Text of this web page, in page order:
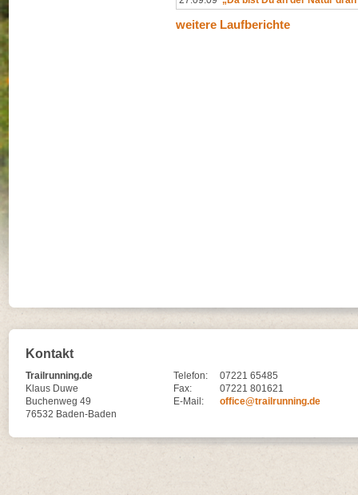
weitere Laufberichte
Kontakt
Trailrunning.de
Klaus Duwe
Buchenweg 49
76532 Baden-Baden
Telefon:
07221 65485
Fax:
07221 801621
E-Mail:
office@trailrunning.de